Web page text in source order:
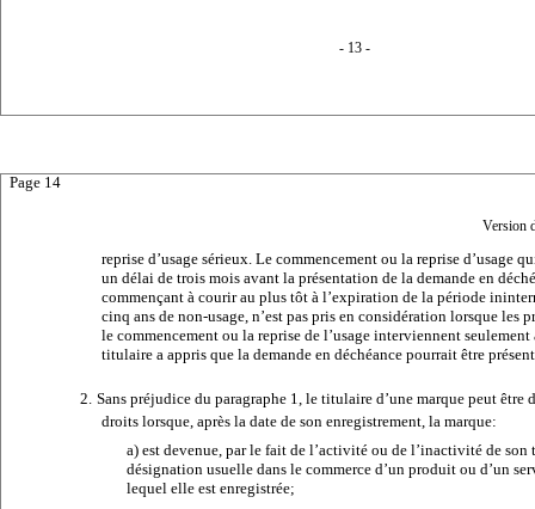
- 13 -
Page 14
Version
reprise d’usage sérieux. Le commencement ou la reprise d’usage
un délai de trois mois avant la présentation de la demande en
commençant à courir au plus tôt à l’expiration de la période
cinq ans de non-usage, n’est pas pris en considération lorsque les
le commencement ou la reprise de l’usage interviennent seulement
titulaire a appris que la demande en déchéance pourrait être
2. Sans préjudice du paragraphe 1, le titulaire d’une marque peut être
droits lorsque, après la date de son enregistrement, la marque:
a) est devenue, par le fait de l’activité ou de l’inactivité de
désignation usuelle dans le commerce d’un produit ou d’un
lequel elle est enregistrée;